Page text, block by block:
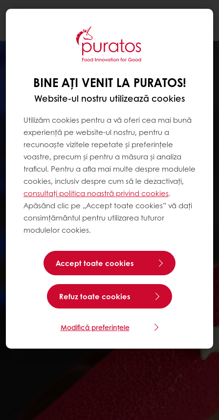
BINE AȚI VENIT LA PURATOS!
Website-ul nostru utilizează cookies
Utilizăm cookies pentru a vă oferi cea mai bună
experiență pe website-ul nostru, pentru a
recunoaște vizitele repetate și preferințele
voastre, precum și pentru a măsura și analiza
traficul. Pentru a afla mai multe despre modulele
cookies, inclusiv despre cum să le dezactivați,
consultați politica noastră privind cookies.
Apăsând clic pe „Accept toate cookies” vă dați
consimțământul pentru utilizarea tuturor
modulelor cookies.
Accept toate cookies
Refuz toate cookies
Modifică preferințele